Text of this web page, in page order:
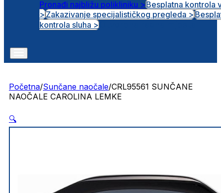
Pronađi najbližu polikliniku >Besplatna kontrola
>Zakazivanje specijalističkog pregleda >
kontrola sluha >
Početna/Sunčane naočale/CRL95561 SUNČANE
NAOČALE CAROLINA LEMKE
🔍